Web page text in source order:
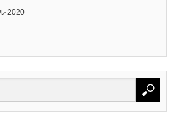
2020